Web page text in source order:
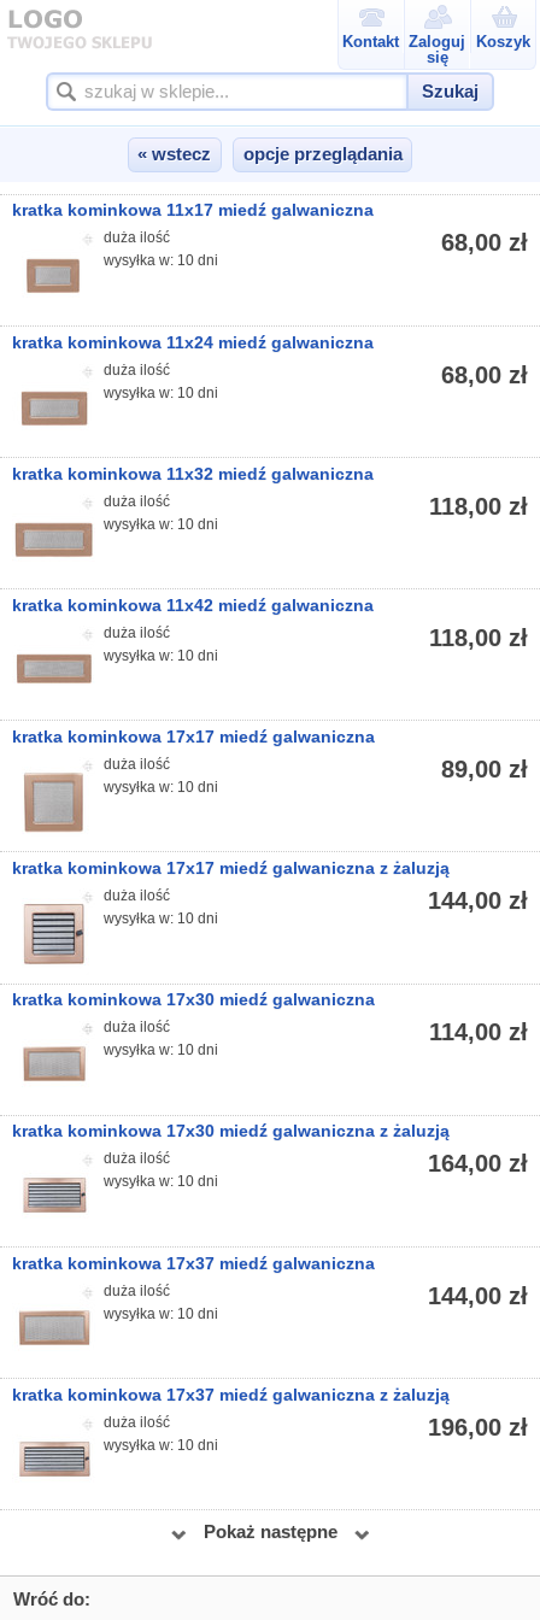
Kontakt Zaloguj
się
Koszyk
Szukaj
« wstecz opcje przeglądania
kratka kominkowa 11x17 miedź galwaniczna
68,00 zł
duża ilość
wysyłka w: 10 dni
kratka kominkowa 11x24 miedź galwaniczna
68,00 zł
duża ilość
wysyłka w: 10 dni
kratka kominkowa 11x32 miedź galwaniczna
118,00 zł
duża ilość
wysyłka w: 10 dni
kratka kominkowa 11x42 miedź galwaniczna
118,00 zł
duża ilość
wysyłka w: 10 dni
kratka kominkowa 17x17 miedź galwaniczna
89,00 zł
duża ilość
wysyłka w: 10 dni
kratka kominkowa 17x17 miedź galwaniczna z żaluzją
144,00 zł
duża ilość
wysyłka w: 10 dni
kratka kominkowa 17x30 miedź galwaniczna
114,00 zł
duża ilość
wysyłka w: 10 dni
kratka kominkowa 17x30 miedź galwaniczna z żaluzją
164,00 zł
duża ilość
wysyłka w: 10 dni
kratka kominkowa 17x37 miedź galwaniczna
144,00 zł
duża ilość
wysyłka w: 10 dni
kratka kominkowa 17x37 miedź galwaniczna z żaluzją
196,00 zł
duża ilość
wysyłka w: 10 dni
Pokaż następne
Wróć do: